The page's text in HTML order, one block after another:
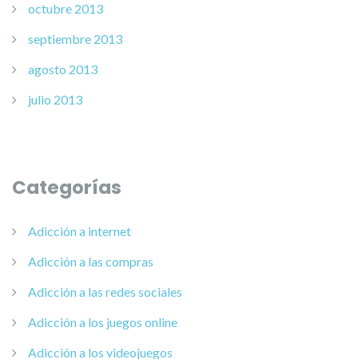
octubre 2013
septiembre 2013
agosto 2013
julio 2013
Categorías
Adicción a internet
Adicción a las compras
Adicción a las redes sociales
Adicción a los juegos online
Adicción a los videojuegos